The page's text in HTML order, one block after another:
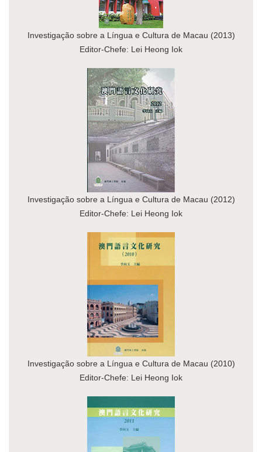
Investigação sobre a Língua e Cultura de Macau (2013)
Editor-Chefe: Lei Heong Iok
Investigação sobre a Língua e Cultura de Macau (2012)
Editor-Chefe: Lei Heong Iok
Investigação sobre a Língua e Cultura de Macau (2010)
Editor-Chefe: Lei Heong Iok